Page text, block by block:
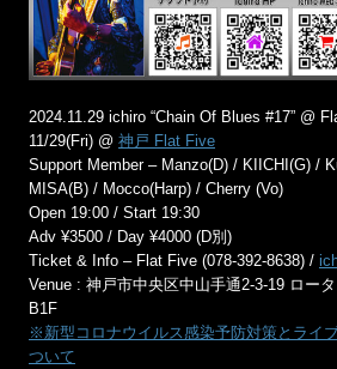
2024.11.29 ichiro “Chain Of Blues #17” @
11/29(Fri) @ 神戸 Flat Five
Support Member – Manzo(D) / KIICHI(G) /
MISA(B) / Mocco(Harp) / Cherry (Vo)
Open 19:00 / Start 19:30
Adv ¥3500 / Day ¥4000 (D別)
Ticket & Info – Flat Five (078-392-8638) /
Venue : 神戸市中央区中山手通2-3-19 ロー
B1F
※新型コロナウイルス感染予防対策とライ
ついて